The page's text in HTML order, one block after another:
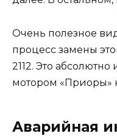
Очень полезное
процесс замены
2112. Это
мотором «Приоры»
Аварийная